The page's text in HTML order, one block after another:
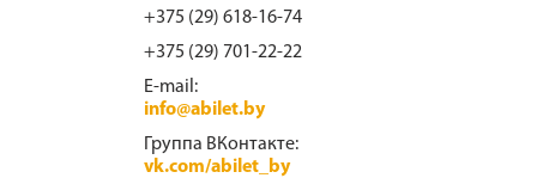
+375 (29) 618-16-74
+375 (29) 701-22-22
E-mail:
info@abilet.by
Группа ВКонтакте:
vk.com/abilet_by